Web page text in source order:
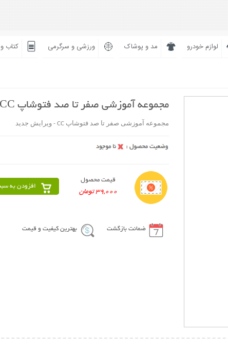
لوازم خودرو مد و پوشاک ورزشی و سرگرمی کتاب
مجموعه آموزشی صفر تا صد فتوشاپ CC - ویرایش جدید
مجموعه آموزشی صفر تا صد فتوشاپ CC - ویرایش جدید
قیمت محصول
39,000 تومان
افزودن به
ضمانت بازگشت بهترین کیفیت و قیمت